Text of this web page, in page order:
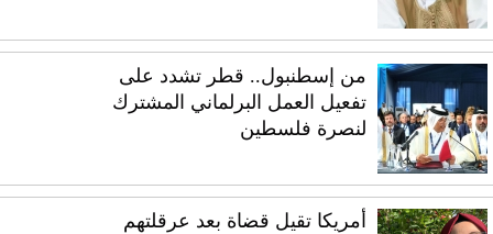
من إسطنبول.. قطر تشدد على
تفعيل العمل البرلماني المشترك
لنصرة فلسطين
أمريكا تقيل قضاة بعد عرقلتهم